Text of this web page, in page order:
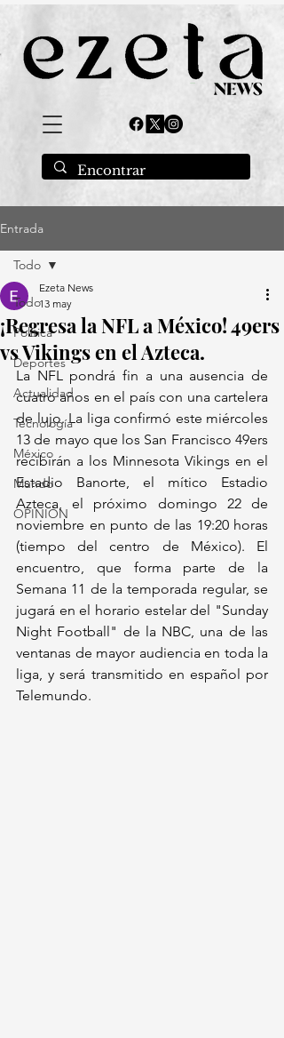
Entrada
Todo
Política
Deportes
Actualidad
Tecnología
México
Mundo
OPINIÓN
Todo
¡Regresa la NFL a México! 49ers
vs Vikings en el Azteca.
Ezeta News
13 may
La NFL pondrá fin a una ausencia de
cuatro años en el país con una cartelera
de lujo. La liga confirmó este miércoles
13 de mayo que los San Francisco 49ers
recibirán a los Minnesota Vikings en el
Estadio Banorte, el mítico Estadio
Azteca, el próximo domingo 22 de
noviembre en punto de las 19:20 horas
(tiempo del centro de México). El
encuentro, que forma parte de la
Semana 11 de la temporada regular, se
jugará en el horario estelar del "Sunday
Night Football" de la NBC, una de las
ventanas de mayor audiencia en toda la
liga, y será transmitido en español por
Telemundo.